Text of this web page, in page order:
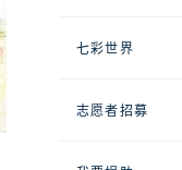
七彩世界
志愿者招募